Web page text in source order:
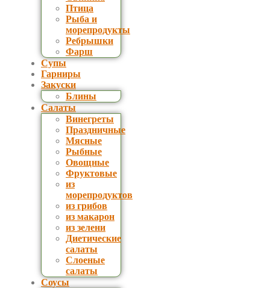
Птица
Рыба и
морепродукты
Ребрышки
Фарш
Супы
Гарниры
Закуски
Блины
Салаты
Винегреты
Праздничные
Мясные
Рыбные
Овощные
Фруктовые
из
морепродуктов
из грибов
из макарон
из зелени
Диетические
салаты
Слоеные
салаты
Соусы